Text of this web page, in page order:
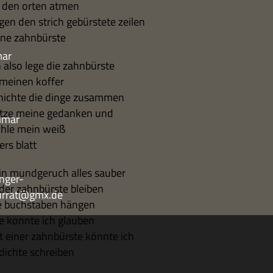
orten atmen
den strich gebür­stete zeilen
zahnbürste
also lege die zahnbürste
koffer
die dinge zusammen
meine gedan­ken und
mein weiß
blatt
mund­ge­ruch alles sauber
zahn­bür­ste bleiben
buch­sta­ben hängen
konnte ich glauben
einer zahn­bür­ste könnte ich
schreiben